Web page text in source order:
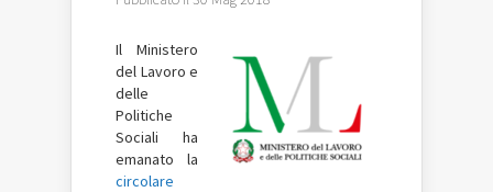
Il Ministero
del Lavoro e
delle
Politiche
Sociali ha
emanato la
circolare